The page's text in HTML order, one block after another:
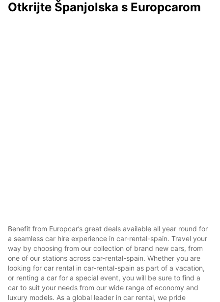
Otkrijte Španjolska s Europcarom
Benefit from Europcar’s great deals available all year round for
a seamless car hire experience in car-rental-spain. Travel your
way by choosing from our collection of brand new cars, from
one of our stations across car-rental-spain. Whether you are
looking for car rental in car-rental-spain as part of a vacation,
or renting a car for a special event, you will be sure to find a
car to suit your needs from our wide range of economy and
luxury models. As a global leader in car rental, we pride